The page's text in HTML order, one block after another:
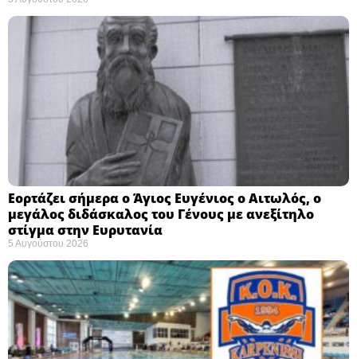
Εορτάζει σήμερα ο Άγιος Ευγένιος ο Αιτωλός, ο
μεγάλος διδάσκαλος του Γένους με ανεξίτηλο
στίγμα στην Ευρυτανία
5 Αυγούστου 2026